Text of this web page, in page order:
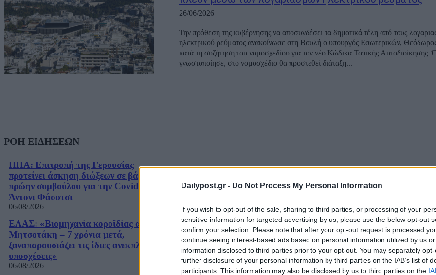
Dailypost.gr - Do Not Process My Personal Information
If you wish to opt-out of the sale, sharing to third parties, or processing of your
sensitive information for targeted advertising by us, please use the below opt-out
confirm your selection. Please note that after your opt-out request is processed
continue seeing interest-based ads based on personal information utilized by us
information disclosed to third parties prior to your opt-out. You may separately
further disclosure of your personal information by third parties on the IAB’s list of
participants. This information may also be disclosed by us to third parties on the
26/06/2026
Την πρόθεση της κυβέρνησης να αποσυνδέσει τα δημοτικά τέλη από τους
ηλεκτρικού ρεύματος ανακοίνωσε στη Βουλή ο υπουργός Εσωτερικών,
κατά τη συζήτηση του νομοσχεδίου για τον νέο Κώδικα Τοπικής Αυτοδιοίκησης.
γνωστοποίησε, στο νομοσχέδιο θα προστεθεί διάταξη...
ΡΟΗ ΕΙΔΗΣΕΩΝ
ΗΠΑ: Επιτροπή της Γερουσίας
προτείνει άσκηση διώξεων σε βάρος του
πρώην συμβούλου για την Covid,
Άντονι Φάουτσι
06/08/2026
ΕΛΑΣ: «Βιομηχανία κοροϊδίας από τον
Μητσοτάκη – 7 χρόνια μετά,
ξαναπαρουσιάζει τις ίδιες ανεκπλήρωτες
υποσχέσεις»
06/08/2026